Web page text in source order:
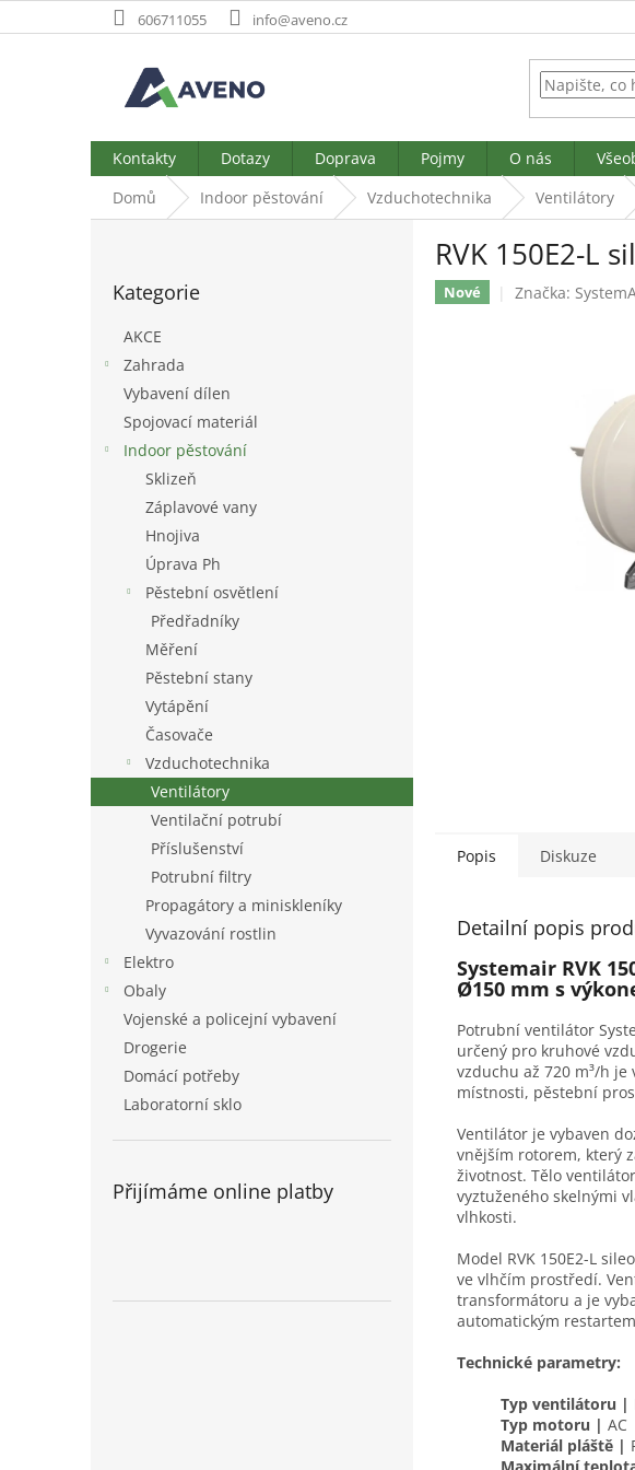
na
606711055 info@aveno.cz
Kontakty Dotazy Doprava Pojmy O nás
Domů
Indoor pěstování Vzduchotechnika Ventilátory
kategorie
Kategorie
AKCE
Zahrada
Vybavení dílen
Spojovací materiál
Indoor pěstování
Sklizeň
Záplavové vany
Hnojiva
Úprava Ph
Pěstební osvětlení
Předřadníky
Měření
Pěstební stany
Vytápění
Časovače
Vzduchotechnika
Ventilátory
Ventilační potrubí
Příslušenství
Potrubní filtry
Propagátory a miniskleníky
Vyvazování rostlin
Elektro
Obaly
Vojenské a policejní vybavení
Drogerie
Domácí potřeby
Laboratorní sklo
Přijímáme online platby
RVK 150E2-L
Nové Značka:
Popis Diskuze
Detailní popis
Systemair RVK
Ø150 mm s
Potrubní ventilátor
určený pro kruhové
vzduchu až 720 m³/h
místnosti, pěstební
Ventilátor je vybaven
vnějším rotorem, který
životnost. Tělo
vyztuženého skelnými
vlhkosti.
Model RVK 150E2-L
ve vlhčím prostředí.
transformátoru a je
automatickým
Technické parametry:
Typ ventilátoru |
Typ motoru | AC
Materiál pláště |